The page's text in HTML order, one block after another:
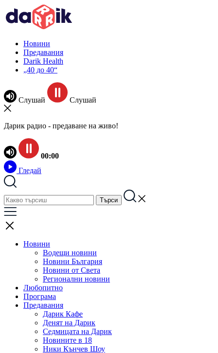
Новини
Предавания
Darik Health
„40 до 40“
Слушай Слушай
Дарик радио - предаване на живо!
00:00
Гледай
Новини
Водещи новини
Новини България
Новини от Света
Регионални новини
Любопитно
Програма
Предавания
Дарик Кафе
Денят на Дарик
Седмицата на Дарик
Новините в 18
Ники Кънчев Шоу